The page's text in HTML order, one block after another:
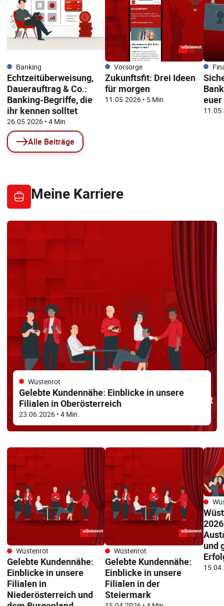
Banking
Echtzeitüberweisung,
Dauerauftrag & Co.:
Banking-Begriffe, die
ihr kennen solltet
26.05.2026 • 4 Min.
Vorsorge
Zukunftsfit: Drei Ideen
für morgen
11.05.2026 • 5 Min.
euer
Alle Beiträge
Meine Karriere
Wüstenrot
Gelebte Kundennähe: Einblicke in unsere
Filialen in Oberösterreich
23.06.2026 • 4 Min.
Wüstenrot
Gelebte Kundennähe:
Einblicke in unsere
Filialen in
Niederösterreich und
Wüstenrot
Gelebte Kundennähe:
Einblicke in unsere
Filialen in der
Steiermark
und